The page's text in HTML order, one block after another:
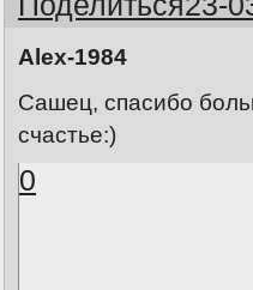
Alex-1984
Сашец, спасибо
счастье:)
0